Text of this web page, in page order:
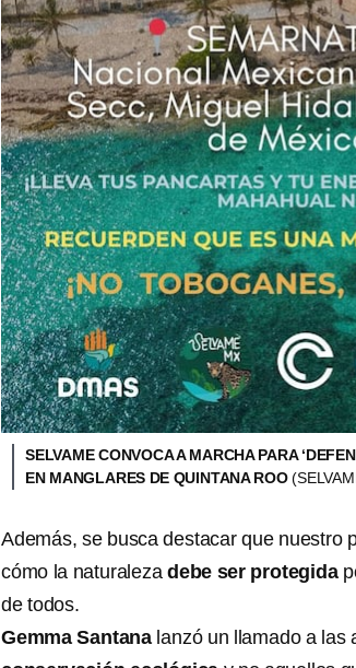
SELVAME CONVOCA A MARCHA PARA
EN MANGLARES DE QUINTANA ROO
Además, se busca destacar que nuestro
cómo la naturalezadebe ser protegida
de todos.
Gemma Santana lanzó un llamado a las